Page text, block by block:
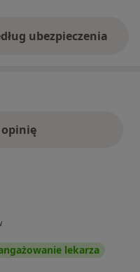
ubezpieczenia
lekarza